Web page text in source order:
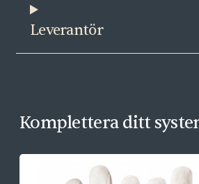
Leverantör
Komplettera ditt